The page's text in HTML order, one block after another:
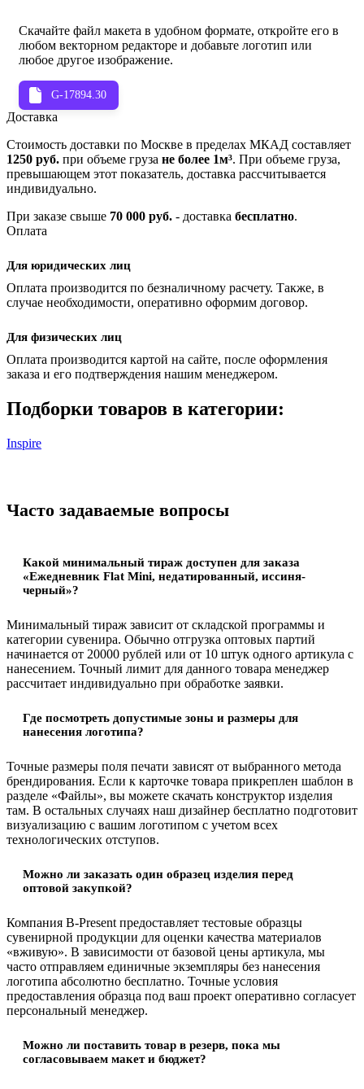
Скачайте файл макета в удобном формате, откройте его в
любом векторном редакторе и добавьте логотип или
любое другое изображение.
G-17894.30
Доставка
Стоимость доставки по Москве в пределах МКАД составляет
1250 руб. при объеме груза не более 1м³. При объеме груза,
превышающем этот показатель, доставка рассчитывается
индивидуально.
При заказе свыше 70 000 руб. - доставка бесплатно.
Оплата
Для юридических лиц
Оплата производится по безналичному расчету. Также, в
случае необходимости, оперативно оформим договор.
Для физических лиц
Оплата производится картой на сайте, после оформления
заказа и его подтверждения нашим менеджером.
Подборки товаров в категории:
Inspire
Часто задаваемые вопросы
Какой минимальный тираж доступен для заказа
«Ежедневник Flat Mini, недатированный, иссиня-
черный»?
Минимальный тираж зависит от складской программы и
категории сувенира. Обычно отгрузка оптовых партий
начинается от 20000 рублей или от 10 штук одного артикула с
нанесением. Точный лимит для данного товара менеджер
рассчитает индивидуально при обработке заявки.
Где посмотреть допустимые зоны и размеры для
нанесения логотипа?
Точные размеры поля печати зависят от выбранного метода
брендирования. Если к карточке товара прикреплен шаблон в
разделе «Файлы», вы можете скачать конструктор изделия
там. В остальных случаях наш дизайнер бесплатно подготовит
визуализацию с вашим логотипом с учетом всех
технологических отступов.
Можно ли заказать один образец изделия перед
оптовой закупкой?
Компания B-Present предоставляет тестовые образцы
сувенирной продукции для оценки качества материалов
«вживую». В зависимости от базовой цены артикула, мы
часто отправляем единичные экземпляры без нанесения
логотипа абсолютно бесплатно. Точные условия
предоставления образца под ваш проект оперативно согласует
персональный менеджер.
Можно ли поставить товар в резерв, пока мы
согласовываем макет и бюджет?